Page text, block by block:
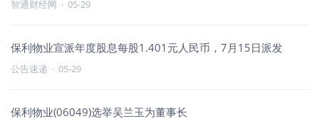
智通财经网 · 05-29
保利物业宣派年度股息每股1.401元人民币，7月15日派发
公告速递 · 05-29
保利物业(06049)选举吴兰玉为董事长